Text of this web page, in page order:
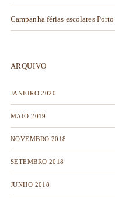
Campanha férias escolares
ARQUIVO
JANEIRO 2020
MAIO 2019
NOVEMBRO 2018
SETEMBRO 2018
JUNHO 2018